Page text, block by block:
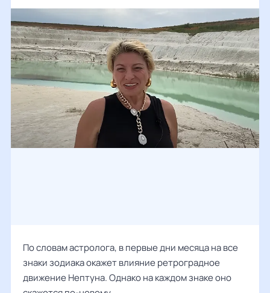
По словам астролога, в первые дни месяца на все
знаки зодиака окажет влияние ретроградное
движение Нептуна. Однако на каждом знаке оно